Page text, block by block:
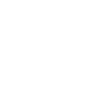
et accidents